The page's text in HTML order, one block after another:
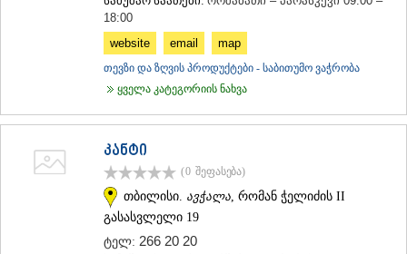
ᲚᲐᲒᲝᲓᲔᲮᲘ
ᲡᲘᲦᲜᲐᲦᲘ
ᲧᲕᲐᲠᲔᲚᲘ
ᲛᲪᲮᲔᲗᲐ–ᲛᲗᲘᲐᲜᲔᲗᲘ
18:00
website
email map
თევზი და ზღვის პროდუქტები - საბითუმო ვაჭრობა
ყველა კატეგორიის ნახვა
კანტი
(0 შეფასება)
თბილისი. ავჭალა , რომან ჭელიძის II
გასასვლელი 19
ტელ: 266 20 20